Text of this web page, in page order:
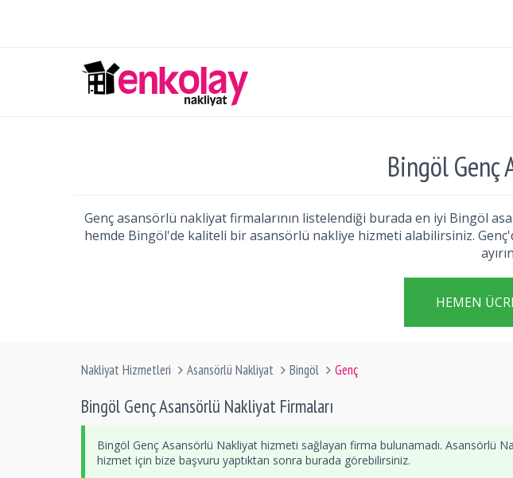
Bingöl Genç
Genç asansörlü nakliyat firmalarının listelendiği burada en iyi Bingöl
hemde Bingöl'de kaliteli bir asansörlü nakliye hizmeti alabilirsiniz.
HEMEN
Nakliyat Hizmetleri Asansörlü Nakliyat Bingöl Genç
Bingöl Genç Asansörlü Nakliyat Firmaları
Bingöl Genç Asansörlü Nakliyat hizmeti sağlayan firma bulunamadı. Asansörlü
hizmet için bize başvuru yaptıktan sonra burada görebilirsiniz.